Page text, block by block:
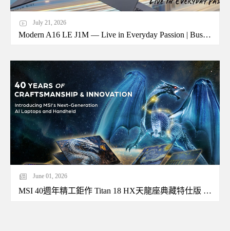
July 21, 2026
Modern A16 LE J1M — Live in Everyday Passion | Business Laptop | MSI
June 01, 2026
MSI 40週年精工鉅作 Titan 18 HX天龍座典藏特仕版 霸氣現身Computex 2026 《玩具總動員》筆電、全新電競掌機同步亮相